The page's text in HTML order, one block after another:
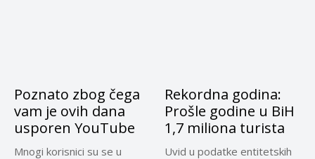
Poznato zbog čega
vam je ovih dana
usporen YouTube
Mnogi korisnici su se u
Rekordna godina:
Prošle godine u BiH
1,7 miliona turista
Uvid u podatke entitetskih